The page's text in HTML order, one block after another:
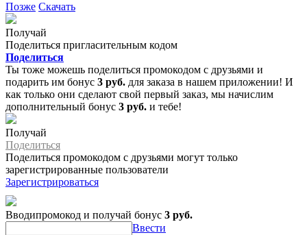
Позже Скачать
Получай
Поделиться пригласительным кодом
Поделиться
Ты тоже можешь поделиться промокодом с друзьями и
подарить им бонус 3 руб. для заказа в нашем приложении! И
как только они сделают свой первый заказ, мы начислим
дополнительный бонус 3 руб. и тебе!
Получай
Поделиться
Поделиться промокодом с друзьями могут только
зарегистрированные пользователи
Зарегистрироваться
Вводипромокод и получай бонус 3 руб.
Ввести